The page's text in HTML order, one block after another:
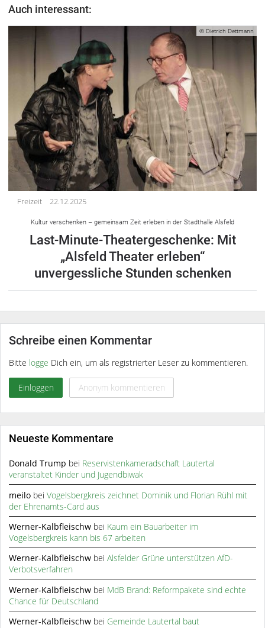
Auch interessant:
© Dietrich Dettmann
Freizeit 22.12.2025
Kultur verschenken – gemeinsam Zeit erleben in der Stadthalle Alsfeld
Last-Minute-Theatergeschenke: Mit
„Alsfeld Theater erleben“
unvergessliche Stunden schenken
Schreibe einen Kommentar
Bitte logge Dich ein, um als registrierter Leser zu kommentieren.
Einloggen Anonym kommentieren
Neueste Kommentare
Donald Trump bei Reservistenkameradschaft Lautertal
veranstaltet Kinder und Jugendbiwak
meilo beiVogelsbergkreis zeichnet Dominik und Florian Rühl mit
der Ehrenamts-Card aus
Werner-Kalbfleischw bei Kaum ein Bauarbeiter im
Vogelsbergkreis kann bis 67 arbeiten
Werner-Kalbfleischw beiAlsfelder Grüne unterstützen AfD-
Verbotsverfahren
Werner-Kalbfleischw bei MdB Brand: Reformpakete sind echte
Chance für Deutschland
Werner-Kalbfleischw bei Gemeinde Lautertal baut